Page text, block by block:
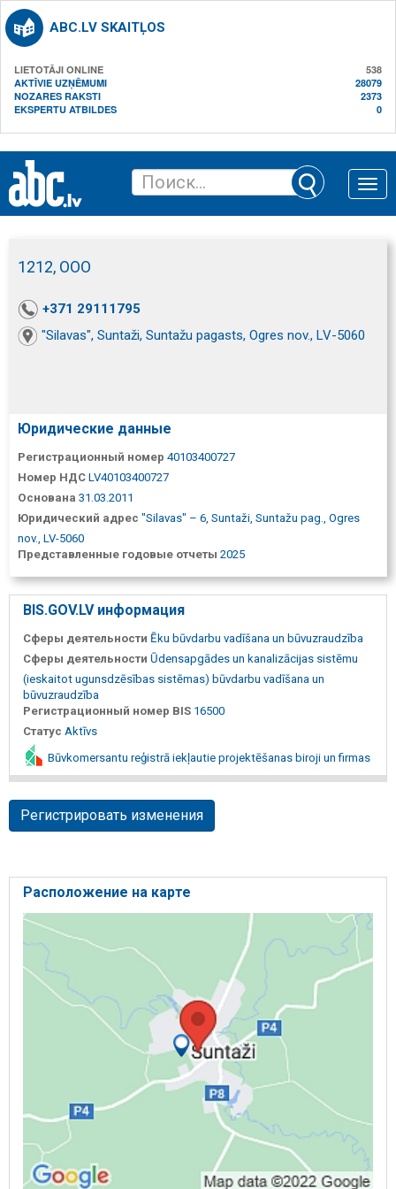
ABC.LV SKAITĻOS
LIETOTĀJI ONLINE
538
AKTĪVIE UZŅĒMUMI
28079
NOZARES RAKSTI
2373
EKSPERTU ATBILDES
0
Toggle
1212, ООО
+371 29111795
"Silavas", Suntaži, Suntažu pagasts, Ogres nov., LV-5060
Юридические данные
Регистрационный номер 40103400727
Номер НДС LV40103400727
Основана 31.03.2011
Юридический адрес "Silavas" – 6, Suntaži, Suntažu pag., Ogres
nov., LV-5060
Представленные годовые отчеты 2025
BIS.GOV.LV информация
Сферы деятельности Ēku būvdarbu vadīšana un būvuzraudzība
Сферы деятельности Ūdensapgādes un kanalizācijas sistēmu
(ieskaitot ugunsdzēsības sistēmas) būvdarbu vadīšana un
būvuzraudzība
Регистрационный номер BIS 16500
Статус Aktīvs
Būvkomersantu reģistrā iekļautie projektēšanas biroji un firmas
Регистрировать изменения
Расположение на карте